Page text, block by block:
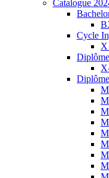
Catalogue
Cycle
X